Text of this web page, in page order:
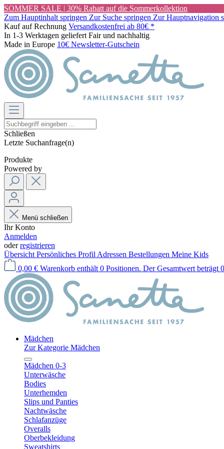
SOMMER SALE | 30% Rabatt auf die Sommerkollektion
Zum Hauptinhalt springen Zur Suche springen Zur Hauptnavigation
Kauf auf Rechnung Versandkostenfrei ab 80€ *
In 1-3 Werktagen geliefert Fair und nachhaltig
Made in Europe 10€ Newsletter-Gutschein
Schließen
Letzte Suchanfrage(n)
Produkte
Powered by
Menü schließen
Ihr Konto
Anmelden
oderregistrieren
Übersicht Persönliches Profil Adressen Bestellungen Meine Kids
0,00 € Warenkorb enthält 0 Positionen. Der Gesamtwert beträgt
Mädchen
Zur Kategorie Mädchen
Mädchen 0-3
Unterwäsche
Bodies
Unterhemden
Slips und Panties
Nachtwäsche
Schlafanzüge
Overalls
Oberbekleidung
Sweatshirts